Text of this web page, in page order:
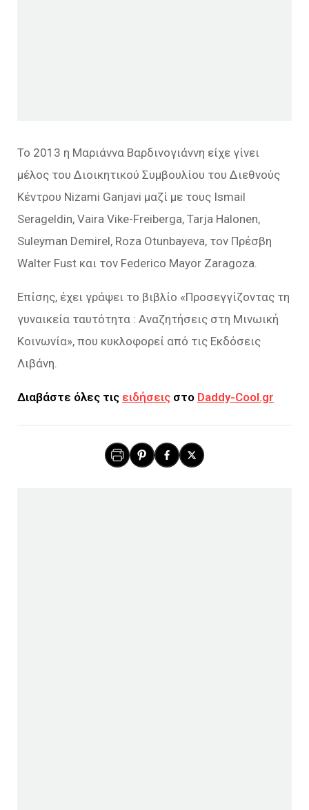
Το 2013 η Μαριάννα Βαρδινογιάννη είχε γίνει
μέλος του Διοικητικού Συμβουλίου του Διεθνούς
Κέντρου Nizami Ganjavi μαζί με τους Ismail
Serageldin, Vaira Vike-Freiberga, Tarja Halonen,
Suleyman Demirel, Roza Otunbayeva, τον Πρέσβη
Walter Fust και τον Federico Mayor Zaragoza.
Επίσης, έχει γράψει το βιβλίο «Προσεγγίζοντας τη
γυναικεία ταυτότητα : Αναζητήσεις στη Μινωική
Κοινωνία», που κυκλοφορεί από τις Εκδόσεις
Λιβάνη.
Διαβάστε όλες τις ειδήσεις στο Daddy-Cool.gr